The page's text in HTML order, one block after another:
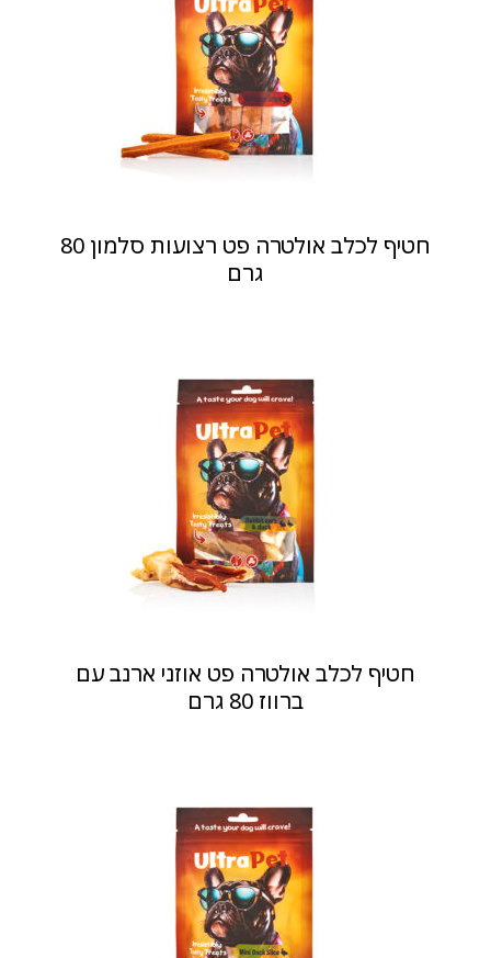
חטיף לכלב אולטרה פט רצועות סלמון 80
גרם
חטיף לכלב אולטרה פט אוזני ארנב עם
ברווז 80 גרם